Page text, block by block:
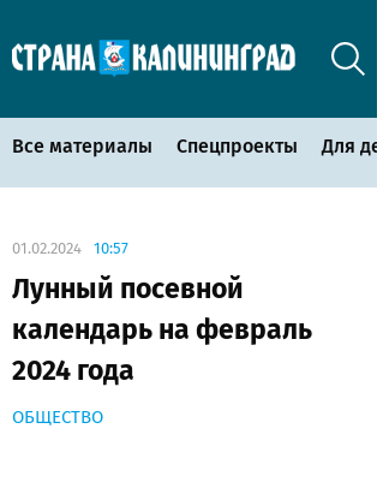
Все материалы Спецпроекты Для
01.02.2024 10:57
Лунный посевной
календарь на февраль
2024 года
ОБЩЕСТВО